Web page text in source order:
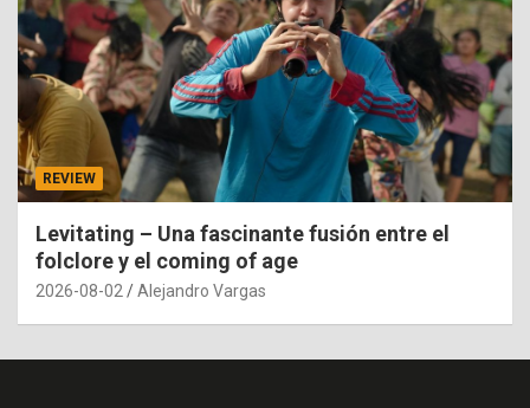
REVIEW
Levitating – Una fascinante fusión entre el
folclore y el coming of age
2026-08-02 Alejandro Vargas